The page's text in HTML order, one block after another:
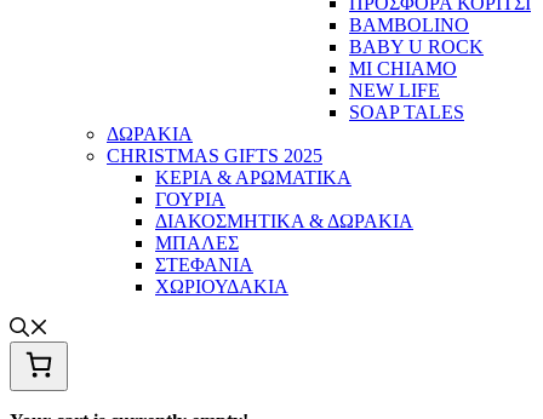
BAMBOLINO
BABY U ROCK
MI CHIAMO
NEW LIFE
SOAP TALES
ΔΩΡΑΚΙΑ
CHRISTMAS GIFTS 2025
ΚΕΡΙΑ & ΑΡΩΜΑΤΙΚΑ
ΓΟΥΡΙΑ
ΔΙΑΚΟΣΜΗΤΙΚΑ & ΔΩΡΑΚΙΑ
ΜΠΑΛΕΣ
ΣΤΕΦΑΝΙΑ
ΧΩΡΙΟΥΔΑΚΙΑ